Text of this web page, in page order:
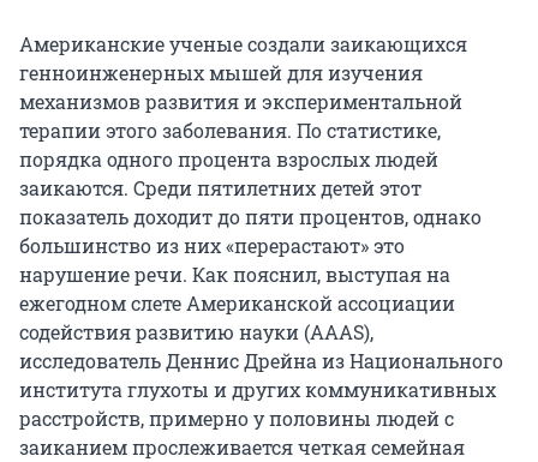
Американские ученые создали заикающихся
генноинженерных мышей для изучения
механизмов развития и экспериментальной
терапии этого заболевания. По статистике,
порядка одного процента взрослых людей
заикаются. Среди пятилетних детей этот
показатель доходит до пяти процентов, однако
большинство из них «перерастают» это
нарушение речи. Как пояснил, выступая на
ежегодном слете Американской ассоциации
содействия развитию науки (AAAS),
исследователь Деннис Дрейна из Национального
института глухоты и других коммуникативных
расстройств, примерно у половины людей с
заиканием прослеживается четкая семейная